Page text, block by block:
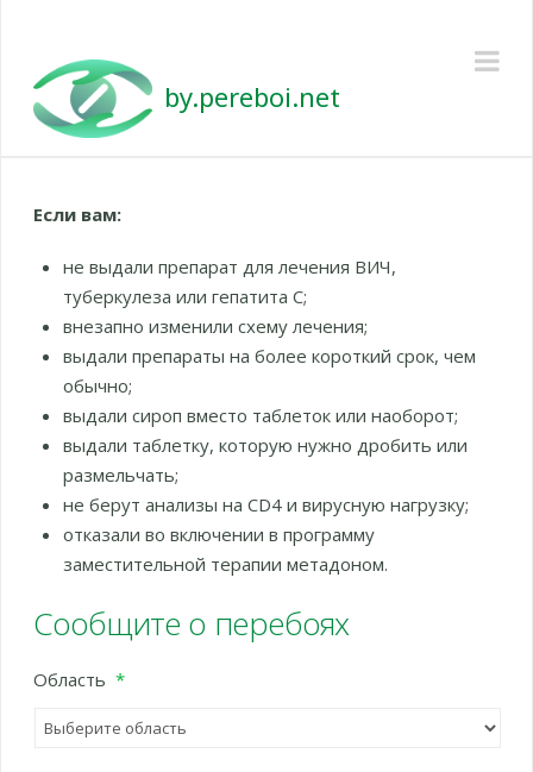
Pereboi
Если вам:
не выдали препарат для лечения ВИЧ,
туберкулеза или гепатита С;
внезапно изменили схему лечения;
выдали препараты на более короткий срок, чем
обычно;
выдали сироп вместо таблеток или наоборот;
выдали таблетку, которую нужно дробить или
размельчать;
не берут анализы на CD4 и вирусную нагрузку;
отказали во включении в программу
заместительной терапии метадоном.
Сообщите о перебоях
Область *